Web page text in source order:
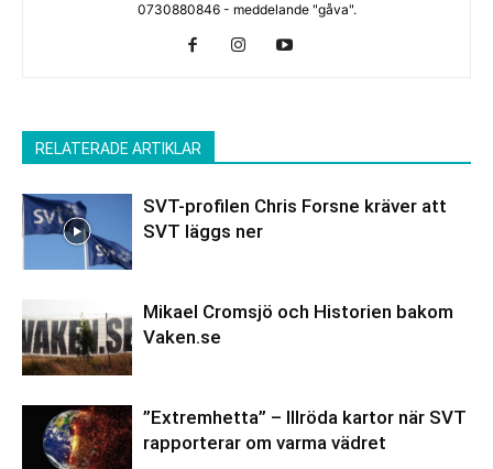
0730880846 - meddelande "gåva".
RELATERADE ARTIKLAR
SVT-profilen Chris Forsne kräver att
SVT läggs ner
Mikael Cromsjö och Historien bakom
Vaken.se
”Extremhetta” – Illröda kartor när SVT
rapporterar om varma vädret